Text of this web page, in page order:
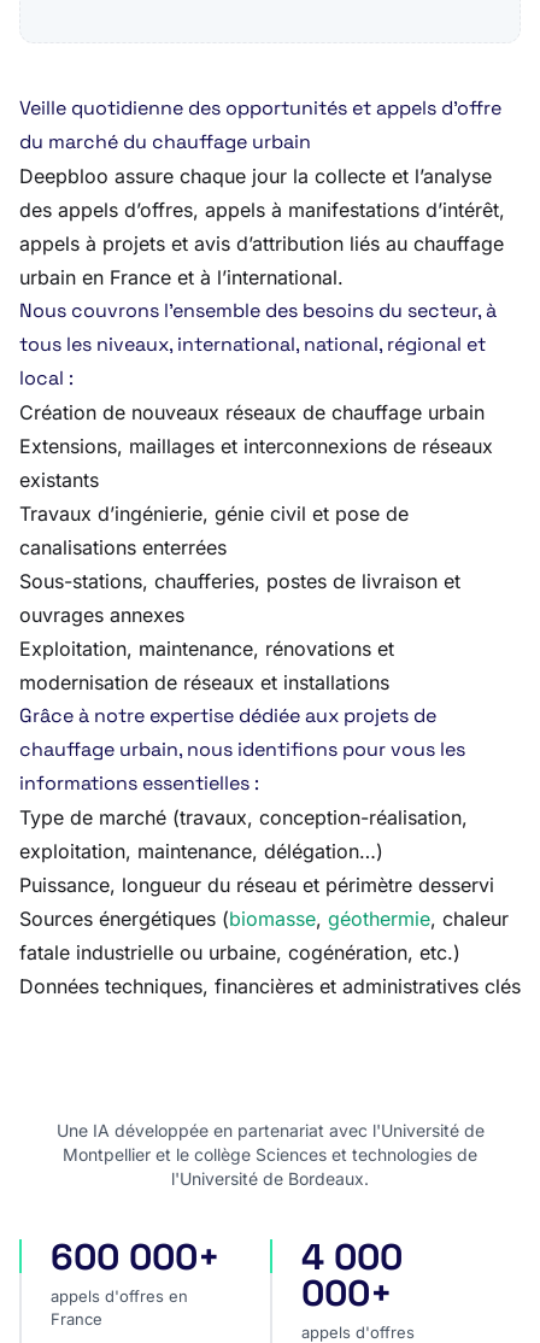
Veille quotidienne des opportunités et appels d’offre
du marché du chauffage urbain
Deepbloo assure chaque jour la collecte et l’analyse
des appels d’offres, appels à manifestations d’intérêt,
appels à projets et avis d’attribution liés au chauffage
urbain en France et à l’international.
Nous couvrons l’ensemble des besoins du secteur, à
tous les niveaux, international, national, régional et
local :
Création de nouveaux réseaux de chauffage urbain
Extensions, maillages et interconnexions de réseaux
existants
Travaux d’ingénierie, génie civil et pose de
canalisations enterrées
Sous-stations, chaufferies, postes de livraison et
ouvrages annexes
Exploitation, maintenance, rénovations et
modernisation de réseaux et installations
Grâce à notre expertise dédiée aux projets de
chauffage urbain, nous identifions pour vous les
informations essentielles :
Type de marché (travaux, conception-réalisation,
exploitation, maintenance, délégation…)
Puissance, longueur du réseau et périmètre desservi
Sources énergétiques (biomasse, géothermie, chaleur
fatale industrielle ou urbaine, cogénération, etc.)
Données techniques, financières et administratives clés
Une IA développée en partenariat avec l'Université de
Montpellier et le collège Sciences et technologies de
l'Université de Bordeaux.
appels d'offres en France
600 000+
appels d'offres en
France
appels d'offres
4 000
000+
appels d'offres